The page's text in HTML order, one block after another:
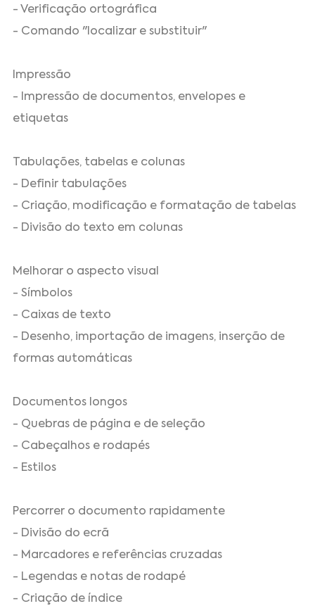
- Verificação ortográfica
- Comando "localizar e substituir"
Impressão
- Impressão de documentos, envelopes e
etiquetas
Tabulações, tabelas e colunas
- Definir tabulações
- Criação, modificação e formatação de tabelas
- Divisão do texto em colunas
Melhorar o aspecto visual
- Símbolos
- Caixas de texto
- Desenho, importação de imagens, inserção de
formas automáticas
Documentos longos
- Quebras de página e de seleção
- Cabeçalhos e rodapés
- Estilos
Percorrer o documento rapidamente
- Divisão do ecrã
- Marcadores e referências cruzadas
- Legendas e notas de rodapé
- Criação de índice